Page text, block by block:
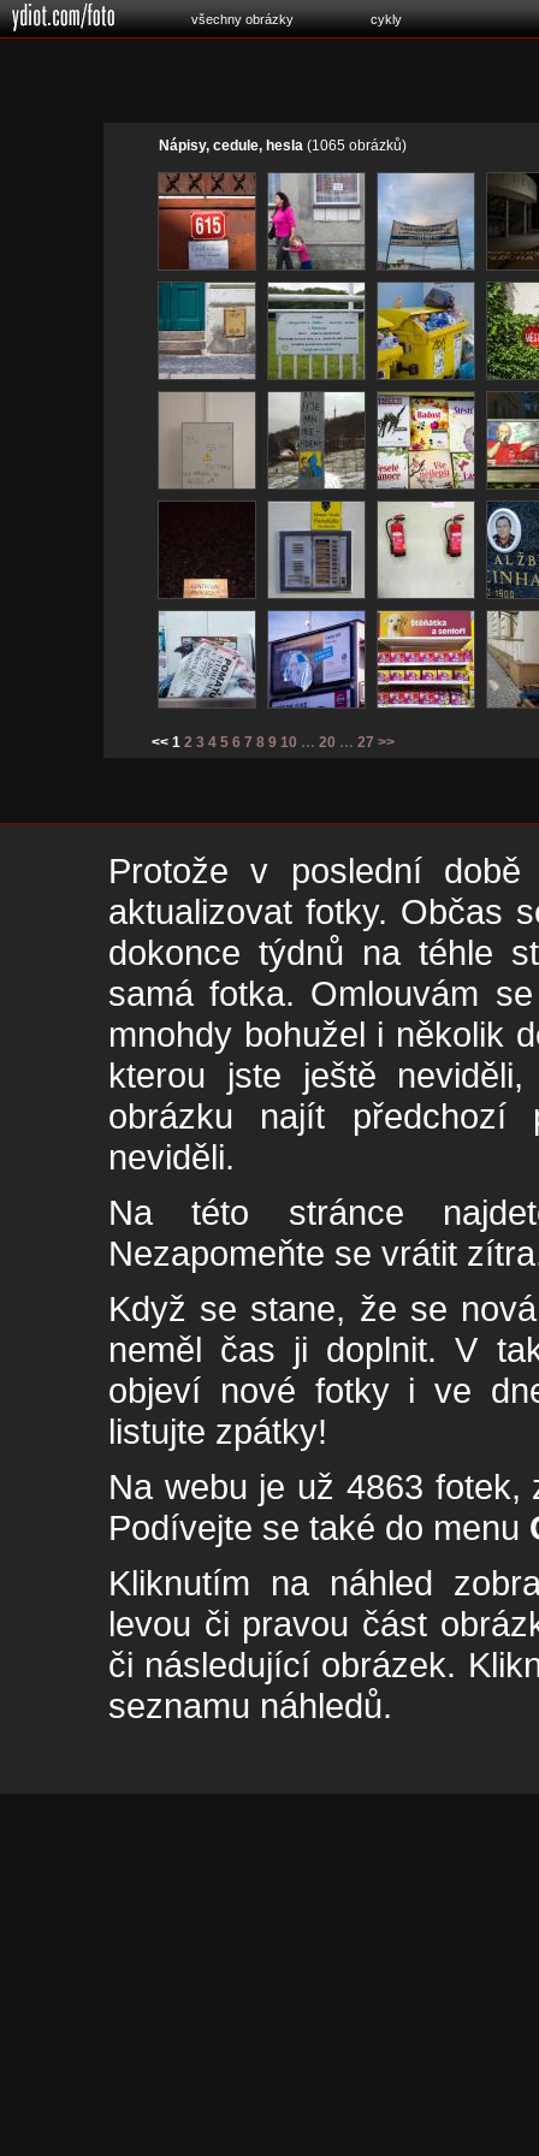
všechny obrázky cykly
Nápisy, cedule, hesla (1065 obrázků)
<< 1 2 3 4 5 6 7 8 9 10 … 20 … 27 >>
Protože v poslední
aktualizovat fotky. Občas
dokonce týdnů na téhle
samá fotka. Omlouvám
mnohdy bohužel i několik
kterou jste ještě
obrázku najít
neviděli.
Na této stránce
Nezapomeňte se vrátit
Když se stane, že se
neměl čas ji doplnit. V
objeví nové fotky i ve
listujte zpátky!
Na webu je už 4863
Podívejte se také do menu
Kliknutím na náhled
levou či pravou část
či následující obrázek.
seznamu náhledů.